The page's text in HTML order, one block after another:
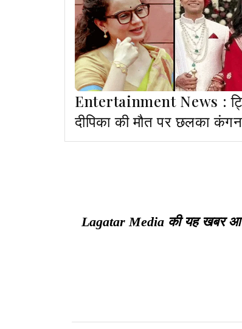
Entertainment News :
दीपिका की मौत पर छलका
रनौत का दर्द, बोलीं...
Lagatar Media की यह खबर